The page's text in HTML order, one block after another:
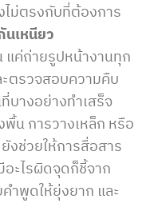
ไม่ตรงกับที่ต้องการ
เหนียว
แค่ถ่ายรูปหน้างานทุก
ะตรวจสอบความคืบ
บางอย่างทำเสร็จ
พื้น การวางเหล็ก หรือ
งช่วยให้การสื่อสาร
อะไรผิดจุดก็ชี้จาก
ำพูดให้ยุ่งยาก และ